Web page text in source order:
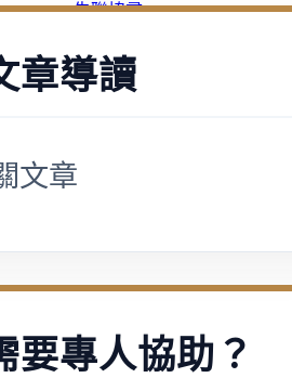
失聯協尋
搜
尋
章導讀
文章
要專人協助？